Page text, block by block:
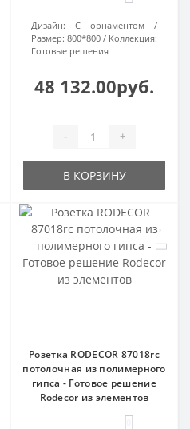
Дизайн:
С орнаментом
Размер: 800*800
Коллекция:
Готовые решения
48 132.00руб.
- +
В КОРЗИНУ
Розетка RODECOR 87018rc
потолочная из полимерного
гипса - Готовое решение
Rodecor из элементов